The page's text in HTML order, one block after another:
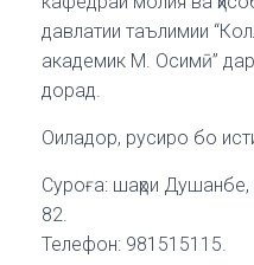
давлатии таълимии
академик М. Осимӣ”
дорад.
Оиладор, русиро бо
Суроға: шаҳри
82.
Телефон: 981515115.